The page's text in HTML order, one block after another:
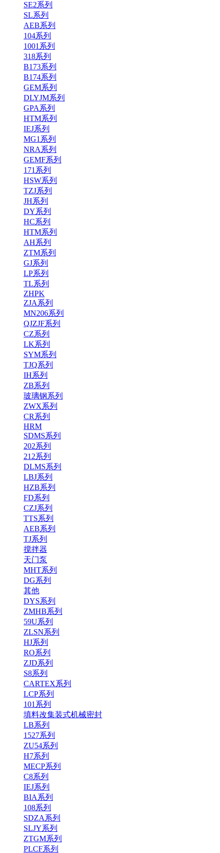
SE2系列
SL系列
AEB系列
104系列
1001系列
318系列
B173系列
B174系列
GEM系列
DLYJM系列
GPA系列
HTM系列
IEJ系列
MG1系列
NRA系列
GEMF系列
171系列
HSW系列
TZJ系列
JH系列
DY系列
HC系列
HTM系列
AH系列
ZTM系列
GJ系列
LP系列
TL系列
ZHPK
ZJA系列
MN206系列
QJZJF系列
CZ系列
LK系列
SYM系列
TJQ系列
IH系列
ZB系列
玻璃钢系列
ZWX系列
CR系列
HRM
SDMS系列
202系列
212系列
DLMS系列
LBJ系列
HZB系列
FD系列
CZJ系列
TTS系列
AEB系列
TJ系列
搅拌器
天门泵
MHT系列
DG系列
其他
DYS系列
ZMHB系列
59U系列
ZLSN系列
HJ系列
RO系列
ZJD系列
S8系列
CARTEX系列
LCP系列
101系列
填料改集装式机械密封
LB系列
1527系列
ZU54系列
H7系列
MECP系列
C8系列
IEJ系列
BIA系列
108系列
SDZA系列
SLJY系列
ZTGM系列
PLCF系列